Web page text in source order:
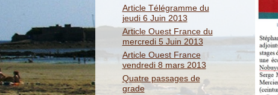
Article Télégramme du
jeudi 6 Juin 2013
Article Ouest France du
mercredi 5 Juin 2013
Article Ouest France
vendredi 8 mars 2013
Quatre passages de
grade